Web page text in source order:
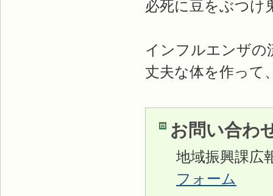
必死に豆をぶつけ
インフルエンザの
丈夫な体を作って
お問い合わ
地域振興課広
フォーム